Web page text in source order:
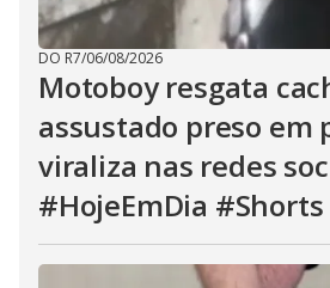
DO R7/06/08/2026
Motoboy resgata
assustado preso em
viraliza nas redes
#HojeEmDia #Shorts